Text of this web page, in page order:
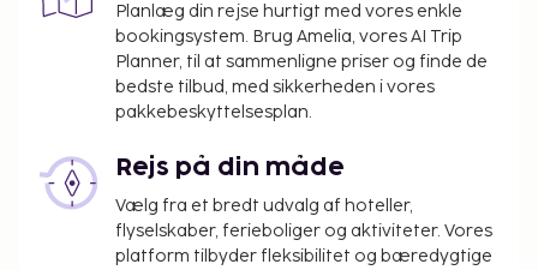
Planlæg din rejse hurtigt med vores enkle
bookingsystem. Brug Amelia, vores AI Trip
Planner, til at sammenligne priser og finde de
bedste tilbud, med sikkerheden i vores
pakkebeskyttelsesplan.
Rejs på din måde
Vælg fra et bredt udvalg af hoteller,
flyselskaber, ferieboliger og aktiviteter. Vores
platform tilbyder fleksibilitet og bæredygtige